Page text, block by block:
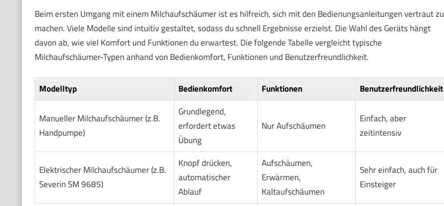
Beim ersten Umgang mit einem Milchaufschäumer ist es hilfreich, sich mit den Bedienungsanleitungen vertraut zu
machen. Viele Modelle sind intuitiv gestaltet, sodass du schnell Ergebnisse erzielst. Die Wahl des Geräts hängt
davon ab, wie viel Komfort und Funktionen du erwartest. Die folgende Tabelle vergleicht typische
Milchaufschäumer-Typen anhand von Bedienkomfort, Funktionen und Benutzerfreundlichkeit.
Modelltyp Bedienkomfort Funktionen Benutzerfreundlichkeit
Manueller Milchaufschäumer (z.B.
Handpumpe)
Grundlegend,
erfordert etwas
Übung
Nur Aufschäumen
Einfach, aber
zeitintensiv
Elektrischer Milchaufschäumer (z.B.
Severin SM 9685)
Knopf drücken,
automatischer
Ablauf
Aufschäumen,
Erwärmen,
Kaltaufschäumen
Sehr einfach, auch für
Einsteiger